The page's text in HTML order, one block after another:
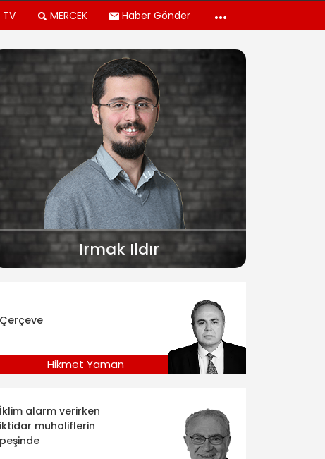
TV MERCEK Haber Gönder
Irmak Ildır
Çerçeve
Hikmet Yaman
İklim alarm verirken
iktidar muhaliflerin
peşinde